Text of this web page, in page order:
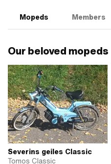
Mopeds Members
Our beloved mopeds
Severins geiles Classic
Tomos Classic